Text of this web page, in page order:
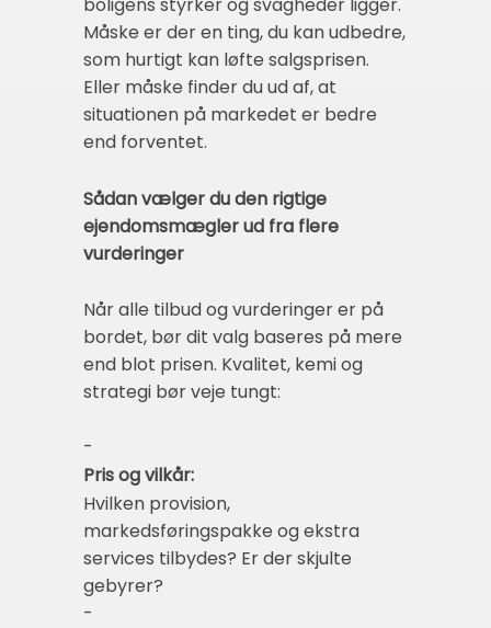
boligens styrker og svagheder ligger.
Måske er der en ting, du kan udbedre,
som hurtigt kan løfte salgsprisen.
Eller måske finder du ud af, at
situationen på markedet er bedre
end forventet.
Sådan vælger du den rigtige
ejendomsmægler ud fra flere
vurderinger
Når alle tilbud og vurderinger er på
bordet, bør dit valg baseres på mere
end blot prisen. Kvalitet, kemi og
strategi bør veje tungt:
-
Pris og vilkår:
Hvilken provision,
markedsføringspakke og ekstra
services tilbydes? Er der skjulte
gebyrer?
-